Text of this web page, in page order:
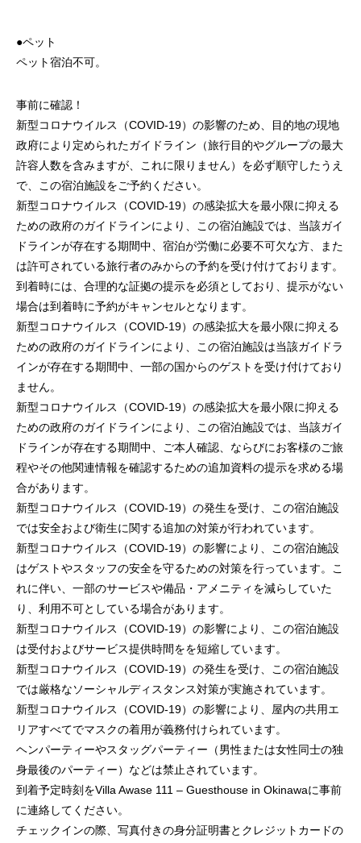
●ペット
ペット宿泊不可。
事前に確認！
新型コロナウイルス（COVID-19）の影響のため、目的地の現地
政府により定められたガイドライン（旅行目的やグループの最大
許容人数を含みますが、これに限りません）を必ず順守したうえ
で、この宿泊施設をご予約ください。
新型コロナウイルス（COVID-19）の感染拡大を最小限に抑える
ための政府のガイドラインにより、この宿泊施設では、当該ガイ
ドラインが存在する期間中、宿泊が労働に必要不可欠な方、また
は許可されている旅行者のみからの予約を受け付けております。
到着時には、合理的な証拠の提示を必須としており、提示がない
場合は到着時に予約がキャンセルとなります。
新型コロナウイルス（COVID-19）の感染拡大を最小限に抑える
ための政府のガイドラインにより、この宿泊施設は当該ガイドラ
インが存在する期間中、一部の国からのゲストを受け付けており
ません。
新型コロナウイルス（COVID-19）の感染拡大を最小限に抑える
ための政府のガイドラインにより、この宿泊施設では、当該ガイ
ドラインが存在する期間中、ご本人確認、ならびにお客様のご旅
程やその他関連情報を確認するための追加資料の提示を求める場
合があります。
新型コロナウイルス（COVID-19）の発生を受け、この宿泊施設
では安全および衛生に関する追加の対策が行われています。
新型コロナウイルス（COVID-19）の影響により、この宿泊施設
はゲストやスタッフの安全を守るための対策を行っています。こ
れに伴い、一部のサービスや備品・アメニティを減らしていた
り、利用不可としている場合があります。
新型コロナウイルス（COVID-19）の影響により、この宿泊施設
は受付およびサービス提供時間をを短縮しています。
新型コロナウイルス（COVID-19）の発生を受け、この宿泊施設
では厳格なソーシャルディスタンス対策が実施されています。
新型コロナウイルス（COVID-19）の影響により、屋内の共用エ
リアすべてでマスクの着用が義務付けられています。
ヘンパーティーやスタッグパーティー（男性または女性同士の独
身最後のパーティー）などは禁止されています。
到着予定時刻をVilla Awase 111 – Guesthouse in Okinawaに事前
に連絡してください。
チェックインの際、写真付きの身分証明書とクレジットカードの